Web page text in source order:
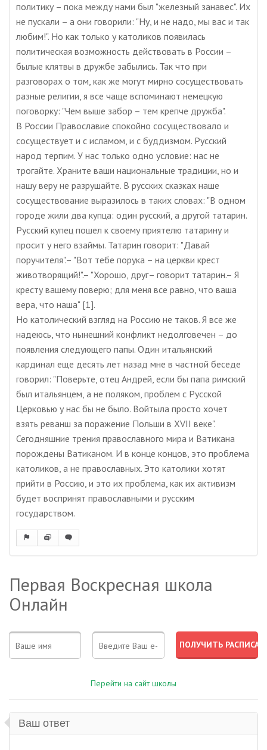
политику – пока между нами был "железный занавес". Их
не пускали – а они говорили: "Ну, и не надо, мы вас и так
любим!". Но как только у католиков появилась
политическая возможность действовать в России –
былые клятвы в дружбе забылись. Так что при
разговорах о том, как же могут мирно сосуществовать
разные религии, я все чаще вспоминают немецкую
поговорку: "Чем выше забор – тем крепче дружба".
В России Православие спокойно сосуществовало и
сосуществует и с исламом, и с буддизмом. Русский
народ терпим. У нас только одно условие: нас не
трогайте. Храните ваши национальные традиции, но и
нашу веру не разрушайте. В русских сказках наше
сосуществование выразилось в таких словах: "В одном
городе жили два купца: один русский, а другой татарин.
Русский купец пошел к своему приятелю татарину и
просит у него взаймы. Татарин говорит: "Давай
поручителя".– "Вот тебе порука – на церкви крест
животворящий!".– "Хорошо, друг– говорит татарин.– Я
кресту вашему поверю; для меня все равно, что ваша
вера, что наша" [1].
Но католический взгляд на Россию не таков. Я все же
надеюсь, что нынешний конфликт недолговечен – до
появления следующего папы. Один итальянский
кардинал еще десять лет назад мне в частной беседе
говорил: "Поверьте, отец Андрей, если бы папа римский
был итальянцем, а не поляком, проблем с Русской
Церковью у нас бы не было. Войтыла просто хочет
взять реванш за поражение Польши в XVII веке".
Сегодняшние трения православного мира и Ватикана
порождены Ватиканом. И в конце концов, это проблема
католиков, а не православных. Это католики хотят
прийти в Россию, и это их проблема, как их активизм
будет воспринят православными и русским
государством.
Первая Воскресная школа
Онлайн
Перейти на сайт школы
Ваш ответ